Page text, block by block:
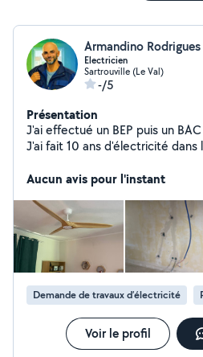
Armandino
Electricien
Sartrouville (Le Val)
-/5
Présentation
J'ai effectué un BEP puis un
J'ai fait 10 ans d'électricité
15 ans de conduite de travaux
un professionnel , rigoureux ,
travail de qualité et donnant de
Aucun avis pour l'instant
Demande de travaux d’électricité
Voir le profil